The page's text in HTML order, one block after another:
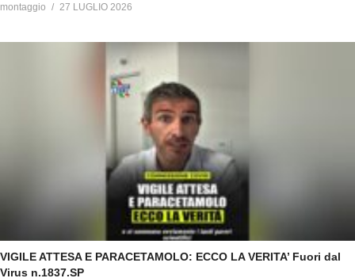
montaggio 27 LUGLIO 2026
VIGILE ATTESA E PARACETAMOLO: ECCO LA VERITA’ Fuori dal
Virus n.1837.SP